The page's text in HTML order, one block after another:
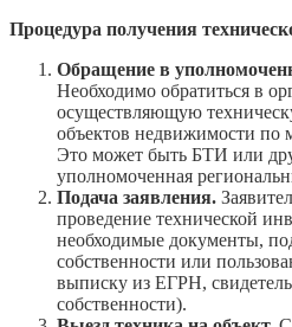
Процедура получения
Обращение в
Необходимо обратиться в
осуществляющую
объектов недвижимости по
Это может быть БТИ или
уполномоченная
Подача заявления.
проведение технической
необходимые документы,
собственности или
выписку из ЕГРН,
собственности).